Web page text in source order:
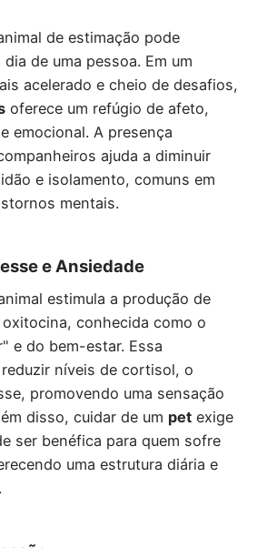
de estimação pode
de uma pessoa. Em um
acelerado e cheio de desafios,
oferece um refúgio de afeto,
emocional. A presença
ajuda a diminuir
e isolamento, comuns em
mentais.
e Ansiedade
estimula a produção de
conhecida como o
e do bem-estar. Essa
níveis de cortisol, o
promovendo uma sensação
disso, cuidar de um petexige
ser benéfica para quem sofre
uma estrutura diária e